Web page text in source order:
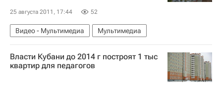
25 августа 2011, 17:44 52
Видео - Мультимедиа Мультимедиа
Власти Кубани до 2014 г построят 1 тыс
квартир для педагогов